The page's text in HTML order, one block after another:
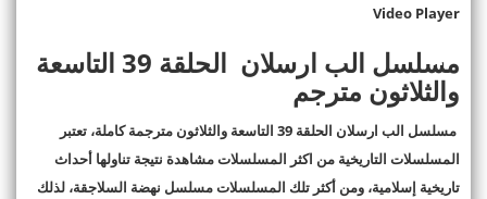
Video Player
مسلسل الب ارسلان الحلقة 39 التاسعة
والثلاثون مترجم
مسلسل الب ارسلان الحلقة 39 التاسعة والثلاثون مترجمة كاملة، تعتبر
المسلسلات التاريخية من اكثر المسلسلات مشاهدة نتيجة تناولها أحداث
تاريخية إسلامية، ومن أكثر تلك المسلسلات مسلسل نهضة السلاجقة، لذلك